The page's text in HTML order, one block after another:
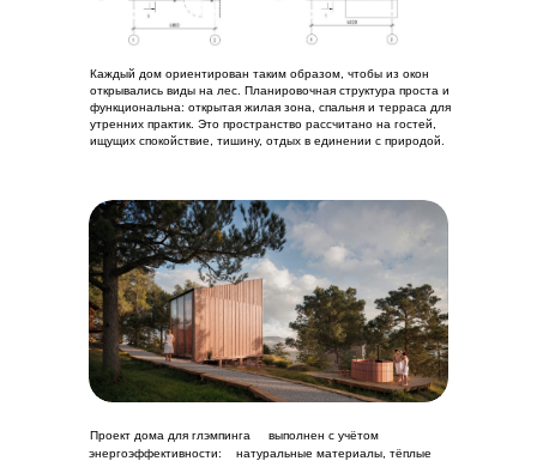
Каждый дом ориентирован таким образом, чтобы из окон
открывались виды на лес. Планировочная структура проста и
функциональна: открытая жилая зона, спальня и терраса для
утренних практик. Это пространство рассчитано на гостей,
ищущих спокойствие, тишину, отдых в единении с природой.
выполнен с учётом
энергоэффективности:
натуральные материалы, тёплые
Проект дома для глэмпинга